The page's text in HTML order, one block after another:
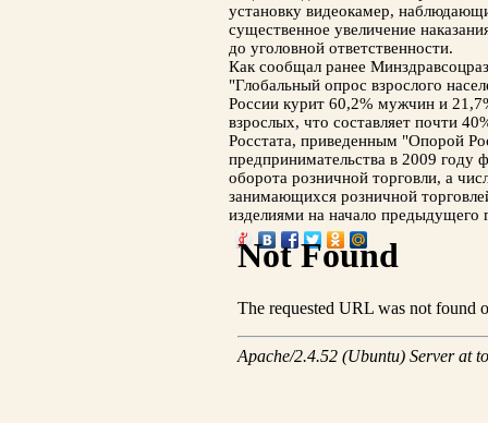
установку видеокамер,
существенное увеличение
до уголовной ответственности.
Как сообщал ранее
"Глобальный опрос взрослого
России курит 60,2% мужчин и
взрослых, что составляет почти
Росстата, приведенным "Опорой
предпринимательства в 2009 году
оборота розничной торговли, а
занимающихся розничной
изделиями на начало предыдущего